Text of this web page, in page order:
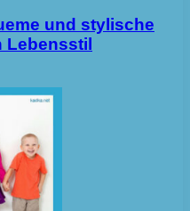
und stylische
Lebensstil